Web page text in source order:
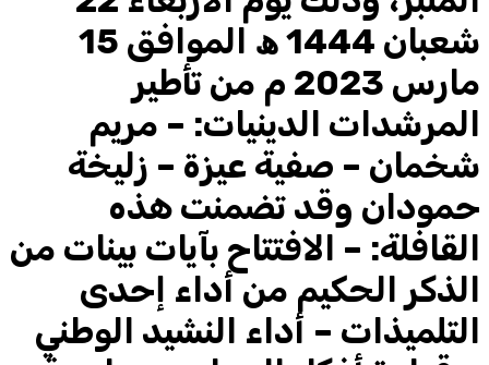
شعبان 1444 ھ الموافق 15
مارس 2023 م من تأطير
المرشدات الدينيات: – مريم
شخمان – صفية عيزة – زليخة
حمودان وقد تضمنت هذه
القافلة: – الافتتاح بآيات بينات من
الذكر الحكيم من أداء إحدى
التلميذات – أداء النشيد الوطني